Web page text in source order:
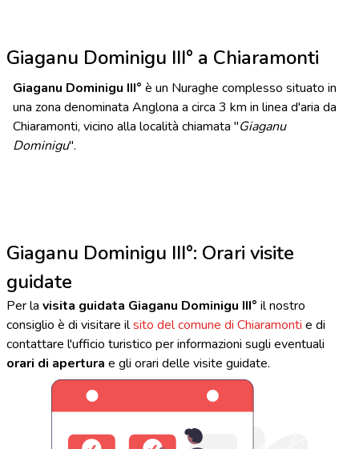
Giaganu Dominigu III° a Chiaramonti
Giaganu Dominigu III° è un Nuraghe complesso situato in
una zona denominata Anglona a circa 3 km in linea d'aria da
Chiaramonti, vicino alla località chiamata "Giaganu
Dominigu".
Giaganu Dominigu III°: Orari visite
guidate
Per la visita guidata Giaganu Dominigu III° il nostro
consiglio è di visitare ilsito del comune di Chiaramonti e di
contattare l'ufficio turistico per informazioni sugli eventuali
orari di apertura e gli orari delle visite guidate.